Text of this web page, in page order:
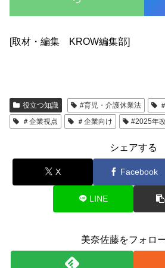
[取材・編集 KROW編集部]
役立つ知識 #育児・介護休業法
＃企業視点
＃企業向け #2025年
シェアする
X Facebook
LINE
美奈佐藤をフォロ